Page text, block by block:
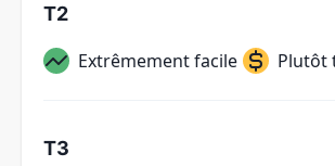
T2
Extrêmement facile Plutôt
T3